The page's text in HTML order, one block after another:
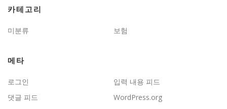
카테고리
미분류 보험
메타
로그인
입력 내용 피드
댓글 피드
WordPress.org